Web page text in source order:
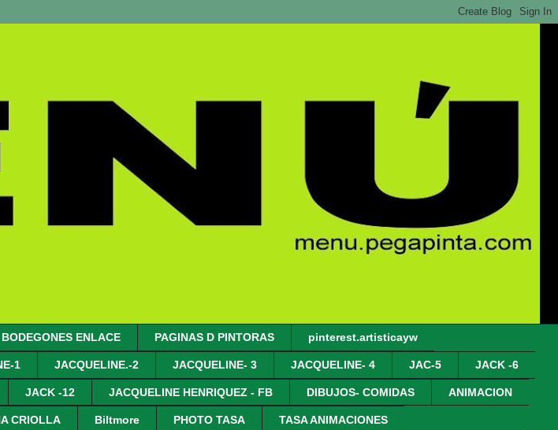
BODEGONES ENLACE PAGINAS D PINTORAS pinterest.artisticayw
1 JACQUELINE.-2 JACQUELINE- 3 JACQUELINE- 4 JAC-5 JACK -6
JACK -12 JACQUELINE HENRIQUEZ - FB DIBUJOS- COMIDAS ANIMACION
CRIOLLA Biltmore PHOTO TASA TASA ANIMACIONES